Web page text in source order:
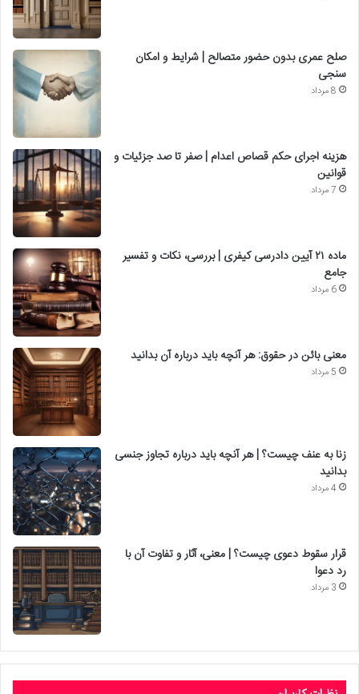
صلح عمری بدون حضور متصالح | شرایط و امکان
سنجی
8 مرداد
هزینه اجرای حکم قصاص اعدام | صفر تا صد جزئیات و
قوانین
7 مرداد
ماده ۲۱ آیین دادرسی کیفری | بررسی، نکات و تفسیر
جامع
6 مرداد
معنی بائن در حقوق: هر آنچه باید درباره آن بدانید
5 مرداد
زنا به عنف چیست؟ | هر آنچه باید درباره تجاوز جنسی
بدانید
4 مرداد
قرار سقوط دعوی چیست؟ | معنی، آثار و تفاوت آن با
رد دعوا
3 مرداد